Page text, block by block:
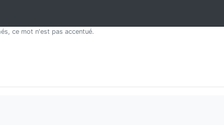
ce mot n'est pas accentué.